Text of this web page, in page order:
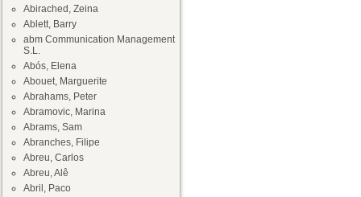
Abirached, Zeina
Ablett, Barry
abm Communication Management
S.L.
Abós, Elena
Abouet, Marguerite
Abrahams, Peter
Abramovic, Marina
Abrams, Sam
Abranches, Filipe
Abreu, Carlos
Abreu, Alê
Abril, Paco